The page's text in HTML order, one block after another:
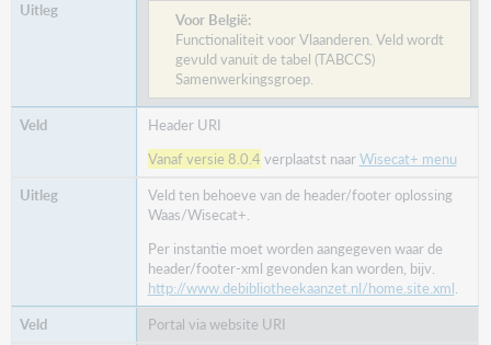
Voor België:
Functionaliteit voor Vlaanderen. Veld wordt
gevuld vanuit de tabel (TABCCS)
Samenwerkingsgroep.
Header URI
Vanaf versie 8.0.4 verplaatst naarWisecat+ menu
Veld ten behoeve van de header/footer oplossing
Waas/Wisecat+.
Per instantie moet worden aangegeven waar de
header/footer-xml gevonden kan worden, bijv.
http://www.debibliotheekaanzet.nl/home.site.xml.
Portal via website URI